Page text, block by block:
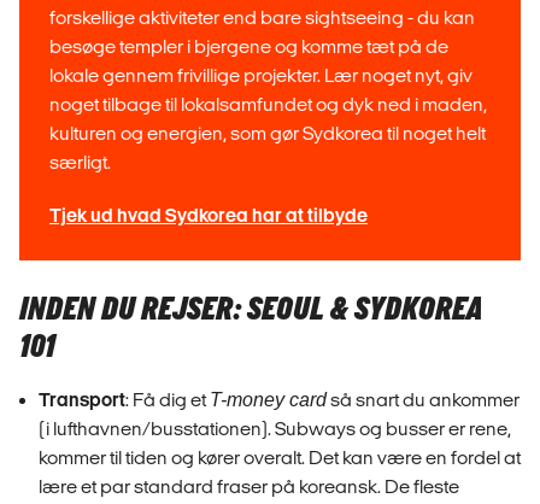
forskellige aktiviteter end bare sightseeing - du kan
besøge templer i bjergene og komme tæt på de
lokale gennem frivillige projekter. Lær noget nyt, giv
noget tilbage til lokalsamfundet og dyk ned i maden,
kulturen og energien, som gør Sydkorea til noget helt
særligt.
Tjek ud hvad Sydkorea har at tilbyde
INDEN DU REJSER: SEOUL & SYDKOREA
101
Transport: Få dig etT-money cardså snart du ankommer
(i lufthavnen/busstationen). Subways og busser er rene,
kommer til tiden og kører overalt. Det kan være en fordel at
lære et par standard fraser på koreansk. De fleste